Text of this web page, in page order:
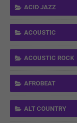
ACID JAZZ
ACOUSTIC
ACOUSTIC ROCK
AFROBEAT
ALT COUNTRY